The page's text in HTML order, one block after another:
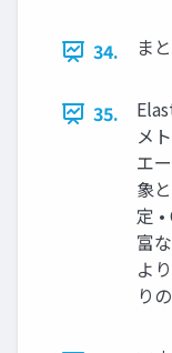
34. ま
35.
メ
エ
象
定
富
よ
り